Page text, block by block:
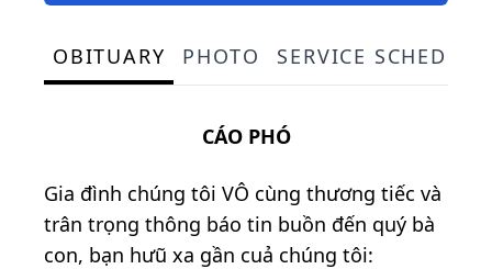
OBITUARY PHOTO SERVICE
CÁO PHÓ
Gia đình chúng tôi VÔ cùng thương tiếc và
trân trọng thông báo tin buồn đến quý bà
con, bạn hưũ xa gần cuả chúng tôi: